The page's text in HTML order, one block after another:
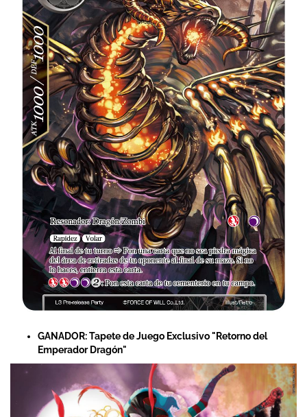
GANADOR: Tapete de Juego Exclusivo "Retorno del
Emperador Dragón"